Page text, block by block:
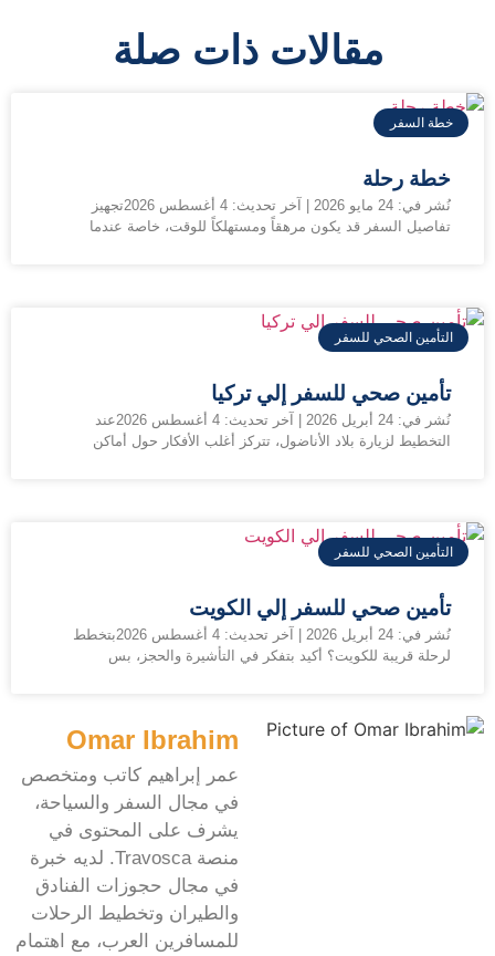
مقالات ذات صلة
خطة السفر
خطة رحلة
نُشر في: 24 مايو 2026 | آخر تحديث: 4 أغسطس 2026تجهيز
تفاصيل السفر قد يكون مرهقاً ومستهلكاً للوقت، خاصة عندما
التأمين الصحي للسفر
تأمين صحي للسفر إلي تركيا
نُشر في: 24 أبريل 2026 | آخر تحديث: 4 أغسطس 2026عند
التخطيط لزيارة بلاد الأناضول، تتركز أغلب الأفكار حول أماكن
التأمين الصحي للسفر
تأمين صحي للسفر إلي الكويت
نُشر في: 24 أبريل 2026 | آخر تحديث: 4 أغسطس 2026بتخطط
لرحلة قريبة للكويت؟ أكيد بتفكر في التأشيرة والحجز، بس
Omar Ibrahim
عمر إبراهيم كاتب ومتخصص
في مجال السفر والسياحة،
يشرف على المحتوى في
منصة Travosca. لديه خبرة
في مجال حجوزات الفنادق
والطيران وتخطيط الرحلات
للمسافرين العرب، مع اهتمام